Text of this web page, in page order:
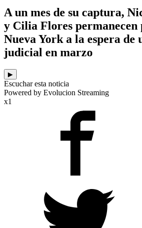
A un mes de su captura,
y Cilia Flores permanecen
Nueva York a la espera de
judicial en marzo
▶
Escuchar esta noticia
Powered by Evolucion Streaming
x1